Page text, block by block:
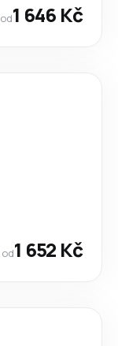
od1 646 Kč
od1 652 Kč